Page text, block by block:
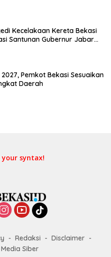
Kecelakaan Kereta Bekasi
Santunan Gubernur Jabar
Pemkot Bekasi Sesuaikan
Daerah
your syntax!
Redaksi
Disclaimer
Siber